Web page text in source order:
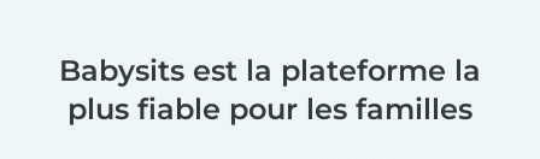
Babysits est la plateforme la
plus fiable pour les familles